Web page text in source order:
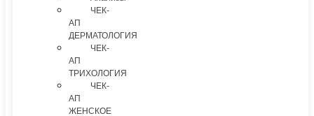
ЧЕК-
АП
ДЕРМАТОЛОГИЯ
ЧЕК-
АП
ТРИХОЛОГИЯ
ЧЕК-
АП
ЖЕНСКОЕ